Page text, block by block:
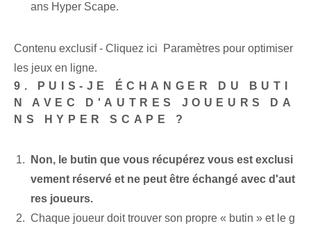
ans Hyper Scape.
Contenu exclusif - Cliquez ici Paramètres pour optimiser
les jeux en ligne.
9. PUIS-JE ÉCHANGER DU BUTI
N AVEC D'AUTRES JOUEURS DA
NS HYPER SCAPE ?
Non, le butin que vous récupérez vous est exclusi
vement réservé et ne peut être échangé avec d'aut
res joueurs.
Chaque joueur doit trouver son propre « butin » et le g